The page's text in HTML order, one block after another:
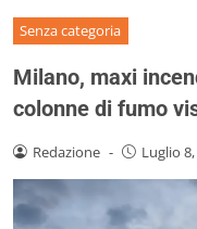
Senza categoria
Milano, maxi
colonne di fumo
Redazione - Luglio